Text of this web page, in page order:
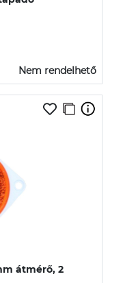
Nem rendelhető
átmérő, 2